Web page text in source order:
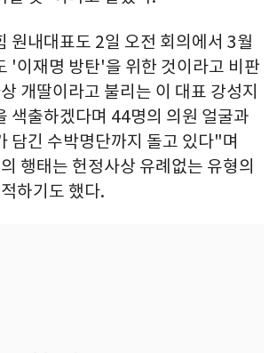
원내대표도 2일 오전 회의에서 3월
'이재명 방탄'을 위한 것이라고 비판
개딸이라고 불리는 이 대표 강성지
색출하겠다며 44명의 의원 얼굴과
담긴 수박명단까지 돌고 있다"며
행태는 헌정사상 유례없는 유형의
하기도 했다.